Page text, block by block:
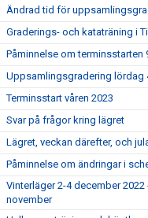
Ändrad tid för
Graderings- och kataträning i
Påminnelse om terminsstarten
Uppsamlingsgradering lördag
Terminsstart våren 2023
Svar på frågor kring lägret
Lägret, veckan därefter, och
Påminnelse om ändringar i
Vinterläger 2-4 december
november